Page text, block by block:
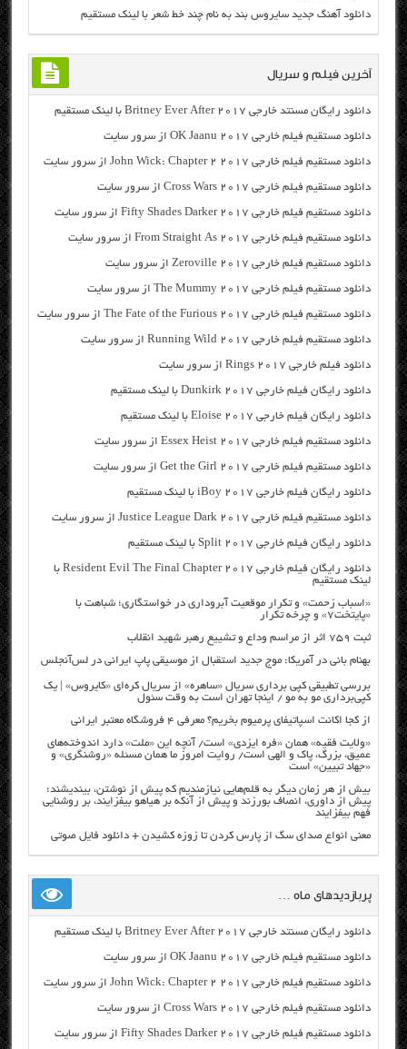
دانلود آهنگ جدید سایروس بند به نام چند خط شعر با لینک مستقیم
آخرین فیلم و سریال
دانلود رایگان مسنتد خارجی Britney Ever After 2017 با لینک مستقیم
دانلود مستقیم فیلم خارجی OK Jaanu 2017 از سرور سایت
دانلود مستقیم فیلم خارجی John Wick: Chapter 2 2017 از سرور سایت
دانلود مستقیم فیلم خارجی Cross Wars 2017 از سرور سایت
دانلود مستقیم فیلم خارجی Fifty Shades Darker 2017 از سرور سایت
دانلود مستقیم فیلم خارجی From Straight As 2017 از سرور سایت
دانلود مستقیم فیلم خارجی Zeroville 2017 از سرور سایت
دانلود مستقیم فیلم خارجی The Mummy 2017 از سرور سایت
دانلود مستقیم فیلم خارجی The Fate of the Furious 2017 از سرور سایت
دانلود مستقیم فیلم خارجی Running Wild 2017 از سرور سایت
دانلود فیلم خارجی Rings 2017 از سرور سایت
دانلود رایگان فیلم خارجی Dunkirk 2017 با لینک مستقیم
دانلود رایگان فیلم خارجی Eloise 2017 با لینک مستقیم
دانلود مستقیم فیلم خارجی Essex Heist 2017 از سرور سایت
دانلود مستقیم فیلم خارجی Get the Girl 2017 از سرور سایت
دانلود رایگان فیلم خارجی iBoy 2017 با لینک مستقیم
دانلود مستقیم فیلم خارجی Justice League Dark 2017 از سرور سایت
دانلود رایگان فیلم خارجی Split 2017 با لینک مستقیم
دانلود رایگان فیلم خارجی Resident Evil The Final Chapter 2017 با
لینک مستقیم
«اسباب زحمت» و تکرار موقعیت آبروداری در خواستگاری؛ شباهت با
«پایتخت۷» و چرخه تکرار
ثبت ۷۵۹ اثر از مراسم وداع و تشییع رهبر شهید انقلاب
بهنام بانی در آمریکا: موج جدید استقبال از موسیقی پاپ ایرانی در لس‌آنجلس
بررسی تطبیقی کپی برداری سریال «ساهره» از سریال کره‌ای «کایروس» | یک
کپی‌برداری مو به مو / اینجا تهران است به وقت سئول
از کجا اکانت اسپاتیفای پرمیوم بخریم؟ معرفی ۴ فروشگاه معتبر ایرانی
«ولایت فقیه» همان «فره ایزدی» است/ آنچه این «ملت» دارد اندوخته‌های
عمیق، بزرگ، پاک و الهی است/ روایت امروز ما همان مسئله «روشنگری» و
«جهاد تبیین» است
بیش از هر زمان دیگر به قلم‌هایی نیازمندیم که پیش از نوشتن، بیندیشند؛
پیش از داوری، انصاف بورزند و پیش از آنکه بر هیاهو بیفزایند، بر روشنایی
فهم بیفزایند
معنی انواع صدای سگ از پارس کردن تا زوزه کشیدن + دانلود فایل صوتی
پربازدیدهای ماه …
دانلود رایگان مسنتد خارجی Britney Ever After 2017 با لینک مستقیم
دانلود مستقیم فیلم خارجی OK Jaanu 2017 از سرور سایت
دانلود مستقیم فیلم خارجی John Wick: Chapter 2 2017 از سرور سایت
دانلود مستقیم فیلم خارجی Cross Wars 2017 از سرور سایت
دانلود مستقیم فیلم خارجی Fifty Shades Darker 2017 از سرور سایت